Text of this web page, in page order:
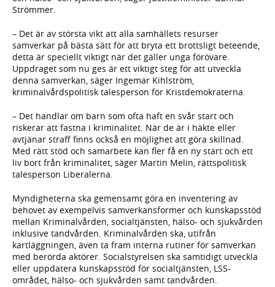
Strömmer.
– Det är av största vikt att alla samhällets resurser
samverkar på bästa sätt för att bryta ett brottsligt beteende,
detta är speciellt viktigt när det gäller unga förövare.
Uppdraget som nu ges är ett viktigt steg för att utveckla
denna samverkan, säger Ingemar Kihlström,
kriminalvårdspolitisk talesperson för Kristdemokraterna.
– Det handlar om barn som ofta haft en svår start och
riskerar att fastna i kriminalitet. När de är i häkte eller
avtjänar straff finns också en möjlighet att göra skillnad.
Med rätt stöd och samarbete kan fler få en ny start och ett
liv bort från kriminalitet, säger Martin Melin, rättspolitisk
talesperson Liberalerna.
Myndigheterna ska gemensamt göra en inventering av
behovet av exempelvis samverkansformer och kunskapsstöd
mellan Kriminalvården, socialtjänsten, hälso- och sjukvården
inklusive tandvården. Kriminalvården ska, utifrån
kartläggningen, även ta fram interna rutiner för samverkan
med berörda aktörer. Socialstyrelsen ska samtidigt utveckla
eller uppdatera kunskapsstöd för socialtjänsten, LSS-
området, hälso- och sjukvården samt tandvården.